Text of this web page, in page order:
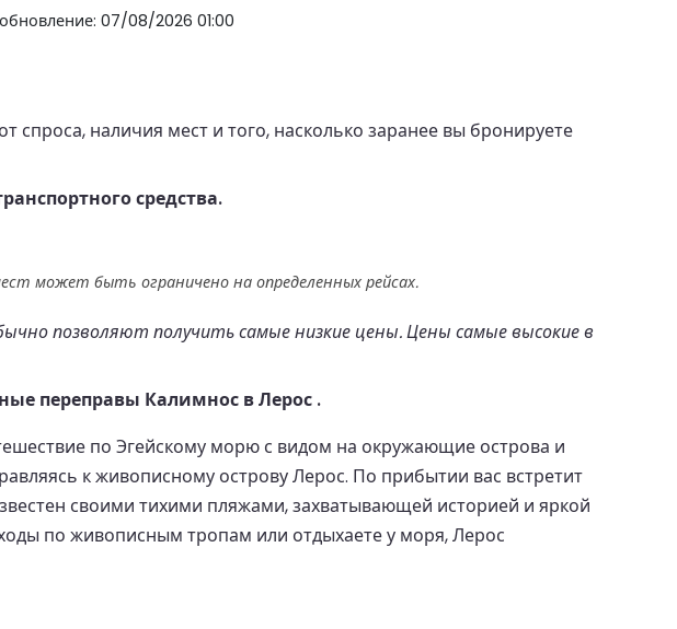
07/08/2026 01:00
наличия мест и того, насколько заранее вы бронируете
средства.
может быть ограничено на определенных рейсах.
позволяют получить самые низкие цены. Цены самые высокие в
переправы Калимнос в Лерос .
по Эгейскому морю с видом на окружающие острова и
к живописному острову Лерос. По прибытии вас встретит
своими тихими пляжами, захватывающей историей и яркой
по живописным тропам или отдыхаете у моря, Лерос